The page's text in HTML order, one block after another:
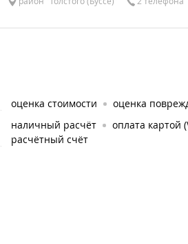
оценка стоимости оценка
наличный расчёт оплата картой
расчётный счёт